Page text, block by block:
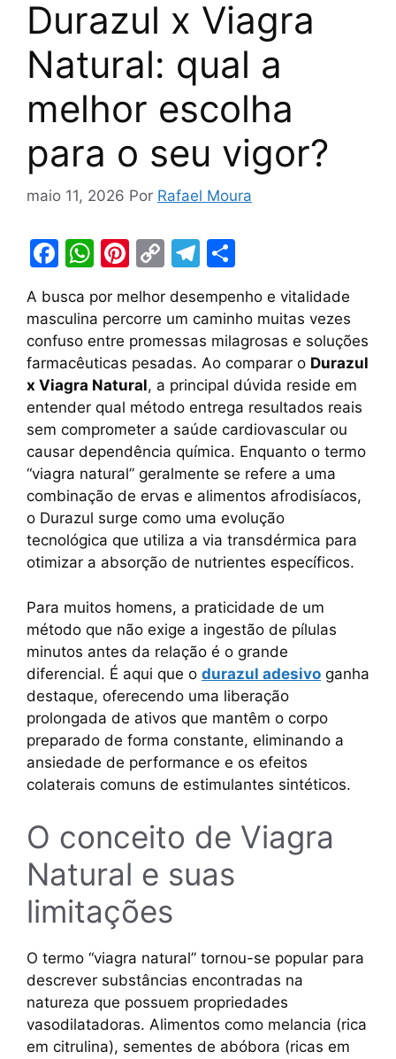
Durazul x Viagra
Natural: qual a
melhor escolha
para o seu vigor?
maio 11, 2026 Por Rafael Moura
F
c
e
b
o
o
k
W
at
s
A
p
p
Pi
nt
er
e
st
C
o
p
y
Li
n
k
T
e
gr
a
m
h
ar
e
A busca por melhor desempenho e vitalidade
masculina percorre um caminho muitas vezes
confuso entre promessas milagrosas e soluções
farmacêuticas pesadas. Ao comparar o Durazul
x Viagra Natural, a principal dúvida reside em
entender qual método entrega resultados reais
sem comprometer a saúde cardiovascular ou
causar dependência química. Enquanto o termo
“viagra natural” geralmente se refere a uma
combinação de ervas e alimentos afrodisíacos,
o Durazul surge como uma evolução
tecnológica que utiliza a via transdérmica para
otimizar a absorção de nutrientes específicos.
Para muitos homens, a praticidade de um
método que não exige a ingestão de pílulas
minutos antes da relação é o grande
diferencial. É aqui que o durazul adesivo ganha
destaque, oferecendo uma liberação
prolongada de ativos que mantêm o corpo
preparado de forma constante, eliminando a
ansiedade de performance e os efeitos
colaterais comuns de estimulantes sintéticos.
O conceito de Viagra
Natural e suas
limitações
O termo “viagra natural” tornou-se popular para
descrever substâncias encontradas na
natureza que possuem propriedades
vasodilatadoras. Alimentos como melancia (rica
em citrulina), sementes de abóbora (ricas em